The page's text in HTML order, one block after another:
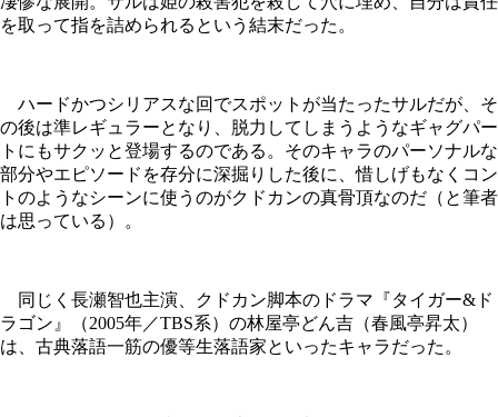
を取って指を詰められるという結末だった。
ハードかつシリアスな回でスポットが当たったサルだが、そ
の後は準レギュラーとなり、脱力してしまうようなギャグパー
トにもサクッと登場するのである。そのキャラのパーソナルな
部分やエピソードを存分に深掘りした後に、惜しげもなくコン
トのようなシーンに使うのがクドカンの真骨頂なのだ（と筆者
は思っている）。
同じく長瀬智也主演、クドカン脚本のドラマ『タイガー&ド
ラゴン』（2005年／TBS系）の林屋亭どん吉（春風亭昇太）
は、古典落語一筋の優等生落語家といったキャラだった。